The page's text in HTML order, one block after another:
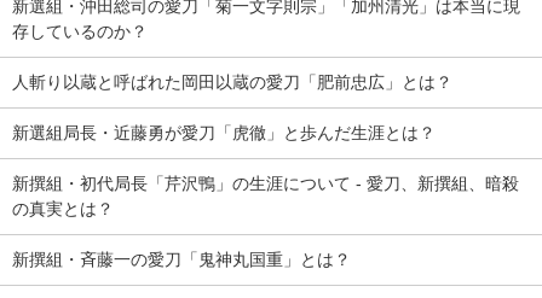
新選組・沖田総司の愛刀「菊一文字則宗」「加州清光」は本当に現
存しているのか？
人斬り以蔵と呼ばれた岡田以蔵の愛刀「肥前忠広」とは？
新選組局長・近藤勇が愛刀「虎徹」と歩んだ生涯とは？
新撰組・初代局長「芹沢鴨」の生涯について - 愛刀、新撰組、暗殺
の真実とは？
新撰組・斉藤一の愛刀「鬼神丸国重」とは？